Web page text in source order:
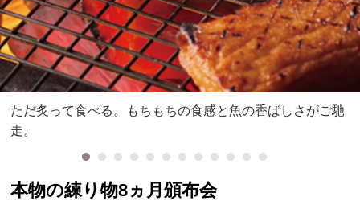
ただ炙って食べる。もちもちの食感と魚の香ばしさがご馳
走。
本物の練り物8ヵ月頒布会